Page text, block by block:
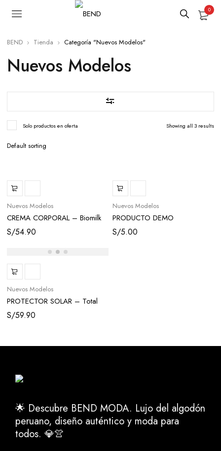
0
BEND Tienda Categoría "Nuevos Modelos"
Nuevos Modelos
Solo productos en oferta Showing all 3 results
Nuevos Modelos
CREMA CORPORAL – Biomilk
Leche Vegetal (Coco &
Almendra)
S/54.90
Nuevos Modelos
PRODUCTO DEMO
S/5.00
Nuevos Modelos
PROTECTOR SOLAR – Total
Block Matificante SPF 100
S/59.90
🌟 Descubre BEND MODA. Lujo del algodón
peruano, diseño auténtico y moda para
todos. 💎👚